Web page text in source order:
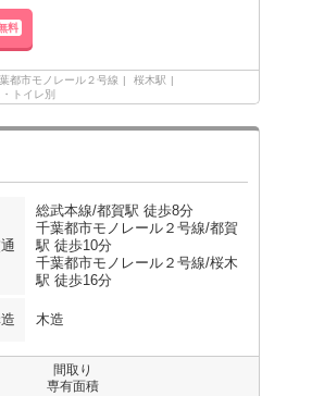
料
都市モノレール２号線
桜木駅
トイレ別
総武本線/都賀駅 徒歩8分
千葉都市モノレール２号線/都賀
駅 徒歩10分
千葉都市モノレール２号線/桜木
駅 徒歩16分
木造
間取り
専有面積